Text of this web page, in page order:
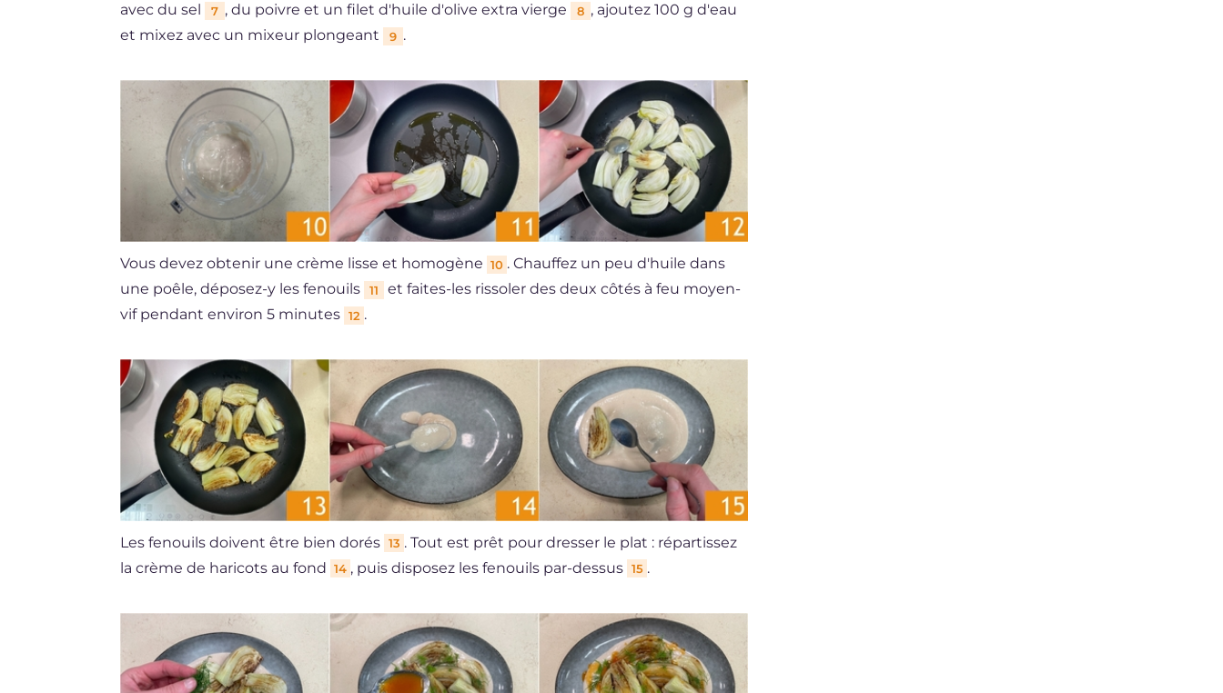
avec du sel
7 , du poivre et un filet d'huile d'olive extra vierge 8 , ajoutez 100 g d'eau
et mixez avec un mixeur plongeant
9 .
Vous devez obtenir une crème lisse et homogène 10 . Chauffez un peu d'huile dans
une poêle, déposez-y les fenouils
11
et faites-les rissoler des deux côtés à feu moyen-
vif pendant environ 5 minutes 12 .
Les fenouils doivent être bien dorés 13 . Tout est prêt pour dresser le plat : répartissez
la crème de haricots au fond 14 , puis disposez les fenouils par-dessus 15 .